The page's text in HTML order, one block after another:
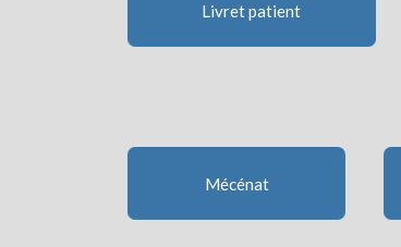
Livret patient
Mécénat